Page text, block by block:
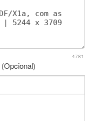
4781
(Opcional)